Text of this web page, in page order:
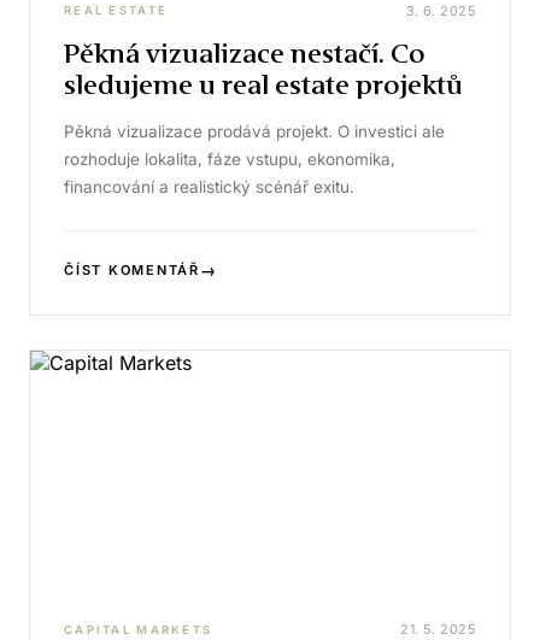
REAL ESTATE 3. 6. 2025
Pěkná vizualizace nestačí. Co
sledujeme u real estate projektů
Pěkná vizualizace prodává projekt. O investici ale
rozhoduje lokalita, fáze vstupu, ekonomika,
financování a realistický scénář exitu.
ČÍST KOMENTÁŘ →
CAPITAL MARKETS 21. 5. 2025